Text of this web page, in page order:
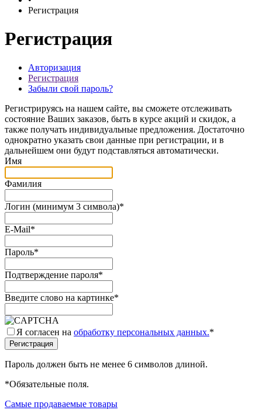
Регистрация
Регистрация
Авторизация
Регистрация
Забыли свой пароль?
Регистрируясь на нашем сайте, вы сможете отслеживать
состояние Ваших заказов, быть в курсе акций и скидок, а
также получать индивидуальные предложения. Достаточно
однократно указать свои данные при регистрации, и в
дальнейшем они будут подставляться автоматически.
Имя
Фамилия
Логин (минимум 3 символа)*
E-Mail*
Пароль*
Подтверждение пароля*
Введите слово на картинке*
Я согласен на обработку персональных данных.*
Пароль должен быть не менее 6 символов длиной.
*Обязательные поля.
Самые продаваемые товары